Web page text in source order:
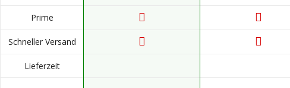
Prime
Schneller Versand
Lieferzeit